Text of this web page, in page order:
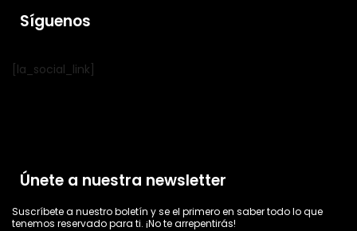
Síguenos
[la_social_link]
Únete a nuestra newsletter
Suscríbete a nuestro boletín y se el primero en saber todo lo que
tenemos reservado para ti. ¡No te arrepentirás!